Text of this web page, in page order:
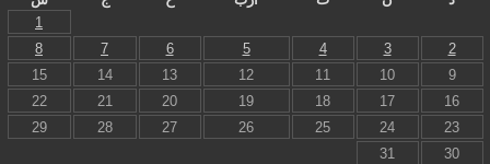
1
2
3
4
5
6
7
8
9
10
11
12
13
14
15
16
17
18
19
20
21
22
23
24
25
26
27
28
29
30
31